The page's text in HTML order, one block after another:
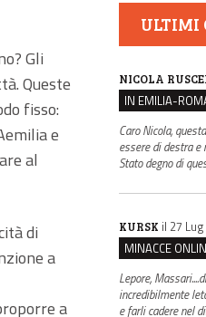
Gli
Queste
fisso:
e
al
di
a
a
ULTIMI
NICOLA
Caro Nicola,
essere di destra e
Stato degno di
KURSK il 27 Lug
Lepore,
incredibilmente
e farli cadere nel